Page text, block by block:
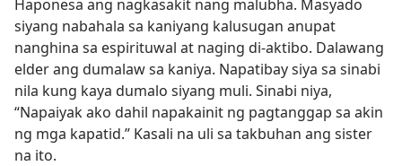
Haponesa ang nagkasakit nang malubha. Masyado
siyang nabahala sa kaniyang kalusugan anupat
nanghina sa espirituwal at naging di-aktibo. Dalawang
elder ang dumalaw sa kaniya. Napatibay siya sa sinabi
nila kung kaya dumalo siyang muli. Sinabi niya,
“Napaiyak ako dahil napakainit ng pagtanggap sa akin
ng mga kapatid.” Kasali na uli sa takbuhan ang sister
na ito.